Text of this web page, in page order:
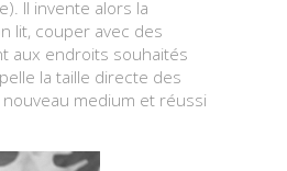
Il invente alors la
lit, couper avec des
aux endroits souhaités
la taille directe des
medium et réussi